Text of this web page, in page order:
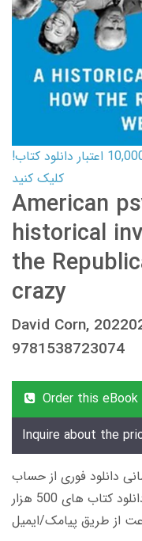
کارت اعتباری کتاب دانلود با 10,000,000 اعتبار دانلود کتاب!
کلیک کنید
American
historical
the
crazy
David Corn,
9781538723074
Inquire about the
های 600 هزار تومانی دانلود فوری از حساب
کاربری می باشد، و زمان تحویل لینک دانلود کتاب های 500 هزار